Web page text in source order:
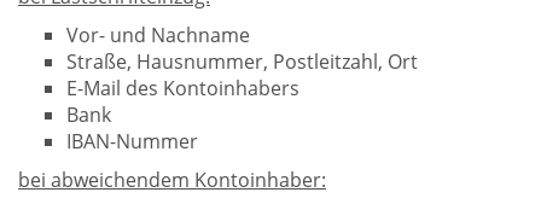
Vor- und Nachname
Straße, Hausnummer, Postleitzahl, Ort
E-Mail des Kontoinhabers
Bank
IBAN-Nummer
bei abweichendem Kontoinhaber: